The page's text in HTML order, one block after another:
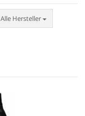
Alle Hersteller